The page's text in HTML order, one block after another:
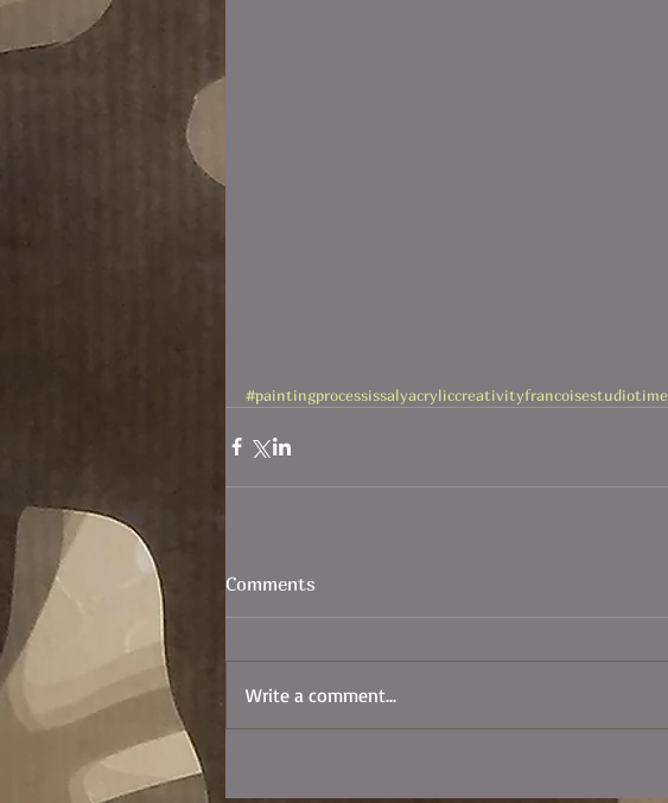
#paintingprocessissalyacryliccreativityfrancoisestudiotime
Comments
Write a comment...